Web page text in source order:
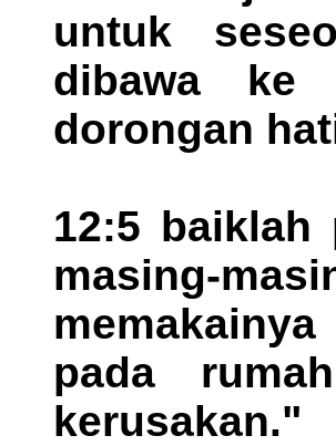
untuk
dibawa ke
dorongan
12:5 baiklah
masing-
pada
kerusakan."